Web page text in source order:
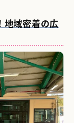
地域密着の広